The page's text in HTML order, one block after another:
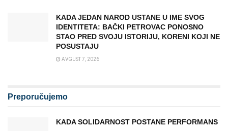
KADA JEDAN NAROD USTANE U IME SVOG
IDENTITETA: BAČKI PETROVAC PONOSNO
STAO PRED SVOJU ISTORIJU, KORENI KOJI NE
POSUSTAJU
AVGUST 7, 2026
Preporučujemo
KADA SOLIDARNOST POSTANE PERFORMANS